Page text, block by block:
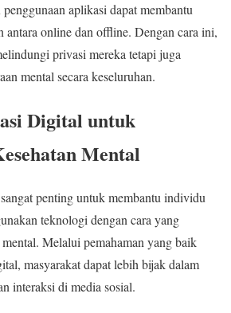
aplikasi dapat membantu
antara online dan offline. Dengan cara ini,
privasi mereka tetapi juga
mental secara keseluruhan.
Digital untuk
Mental
penting untuk membantu individu
teknologi dengan cara yang
Melalui pemahaman yang baik
masyarakat dapat lebih bijak dalam
interaksi di media sosial.